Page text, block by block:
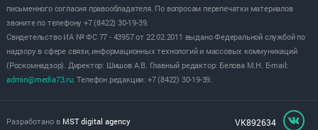
письменного согласия правообладателя. По вопросам перепечатки материалов
звоните по телефону +7 (8422) 30-19-39.
Свидетельство ИА № ФС 77 - 43957 от 22.02.2011 выдано Федеральной службой по
надзору в сфере связи, информационных технологий и массовых коммуникаций
(Роскомнадзор). Директор: Шишов А.В. Главный редактор: Белова М.Н. E-mail:
admin@media73.ru. Телефон редакции: +7 (8422) 30-19-39.
Разработано в MST digital agency VK892634